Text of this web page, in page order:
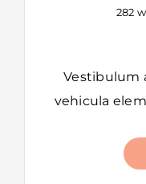
282
Vestibulum
vehicula